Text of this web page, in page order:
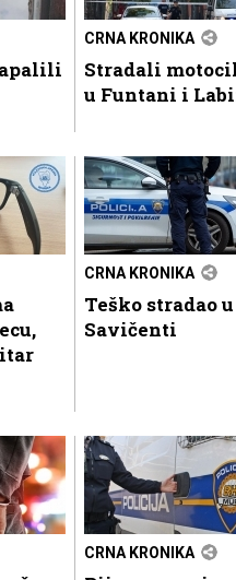
CRNA KRONIKA
Stradali
u Funtani i
CRNA KRONIKA
Teško stradao u
Savičenti
CRNA KRONIKA